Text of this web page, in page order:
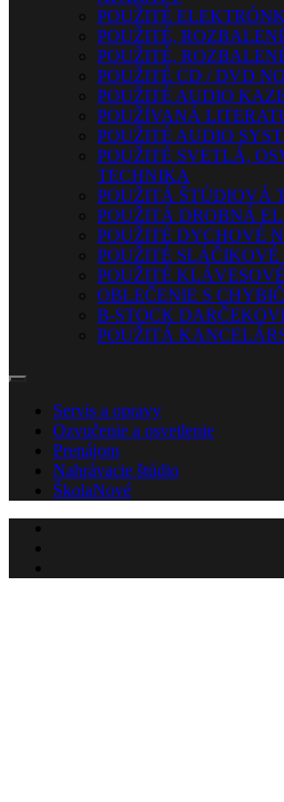
POUŽITÉ
POUŽITÉ,
POUŽITÉ,
POUŽITÉ CD / DVD
POUŽITÉ AUDIO
POUŽÍVANÁ
POUŽITÉ AUDIO
POUŽITÉ SVETLÁ,
TECHNIKA
POUŽITÁ ŠTÚDIOVÁ
POUŽITÁ DROBNÁ
POUŽITÉ DYCHOVÉ
POUŽITÉ SLÁČIKOVÉ
POUŽITÉ
OBLEČENIE S
B-STOCK
POUŽITÁ
Servis a opravy
Ozvučenie a osvetlenie
Prenájom
Nahrávacie štúdio
ŠkolaNové